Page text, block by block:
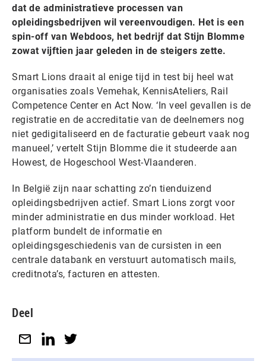
dat de administratieve processen van
opleidingsbedrijven wil vereenvoudigen. Het is een
spin-off van Webdoos, het bedrijf dat Stijn Blomme
zowat vijftien jaar geleden in de steigers zette.
Smart Lions draait al enige tijd in test bij heel wat
organisaties zoals Vemehak, KennisAteliers, Rail
Competence Center en Act Now. ‘In veel gevallen is de
registratie en de accreditatie van de deelnemers nog
niet gedigitaliseerd en de facturatie gebeurt vaak nog
manueel,’ vertelt Stijn Blomme die it studeerde aan
Howest, de Hogeschool West-Vlaanderen.
In België zijn naar schatting zo’n tienduizend
opleidingsbedrijven actief. Smart Lions zorgt voor
minder administratie en dus minder workload. Het
platform bundelt de informatie en
opleidingsgeschiedenis van de cursisten in een
centrale databank en verstuurt automatisch mails,
creditnota’s, facturen en attesten.
Deel